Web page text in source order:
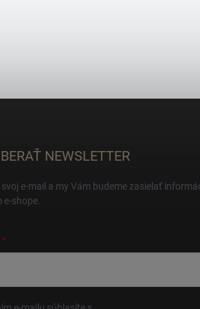
NEWSLETTER
e-mail a my Vám budeme zasielať
e-shope.